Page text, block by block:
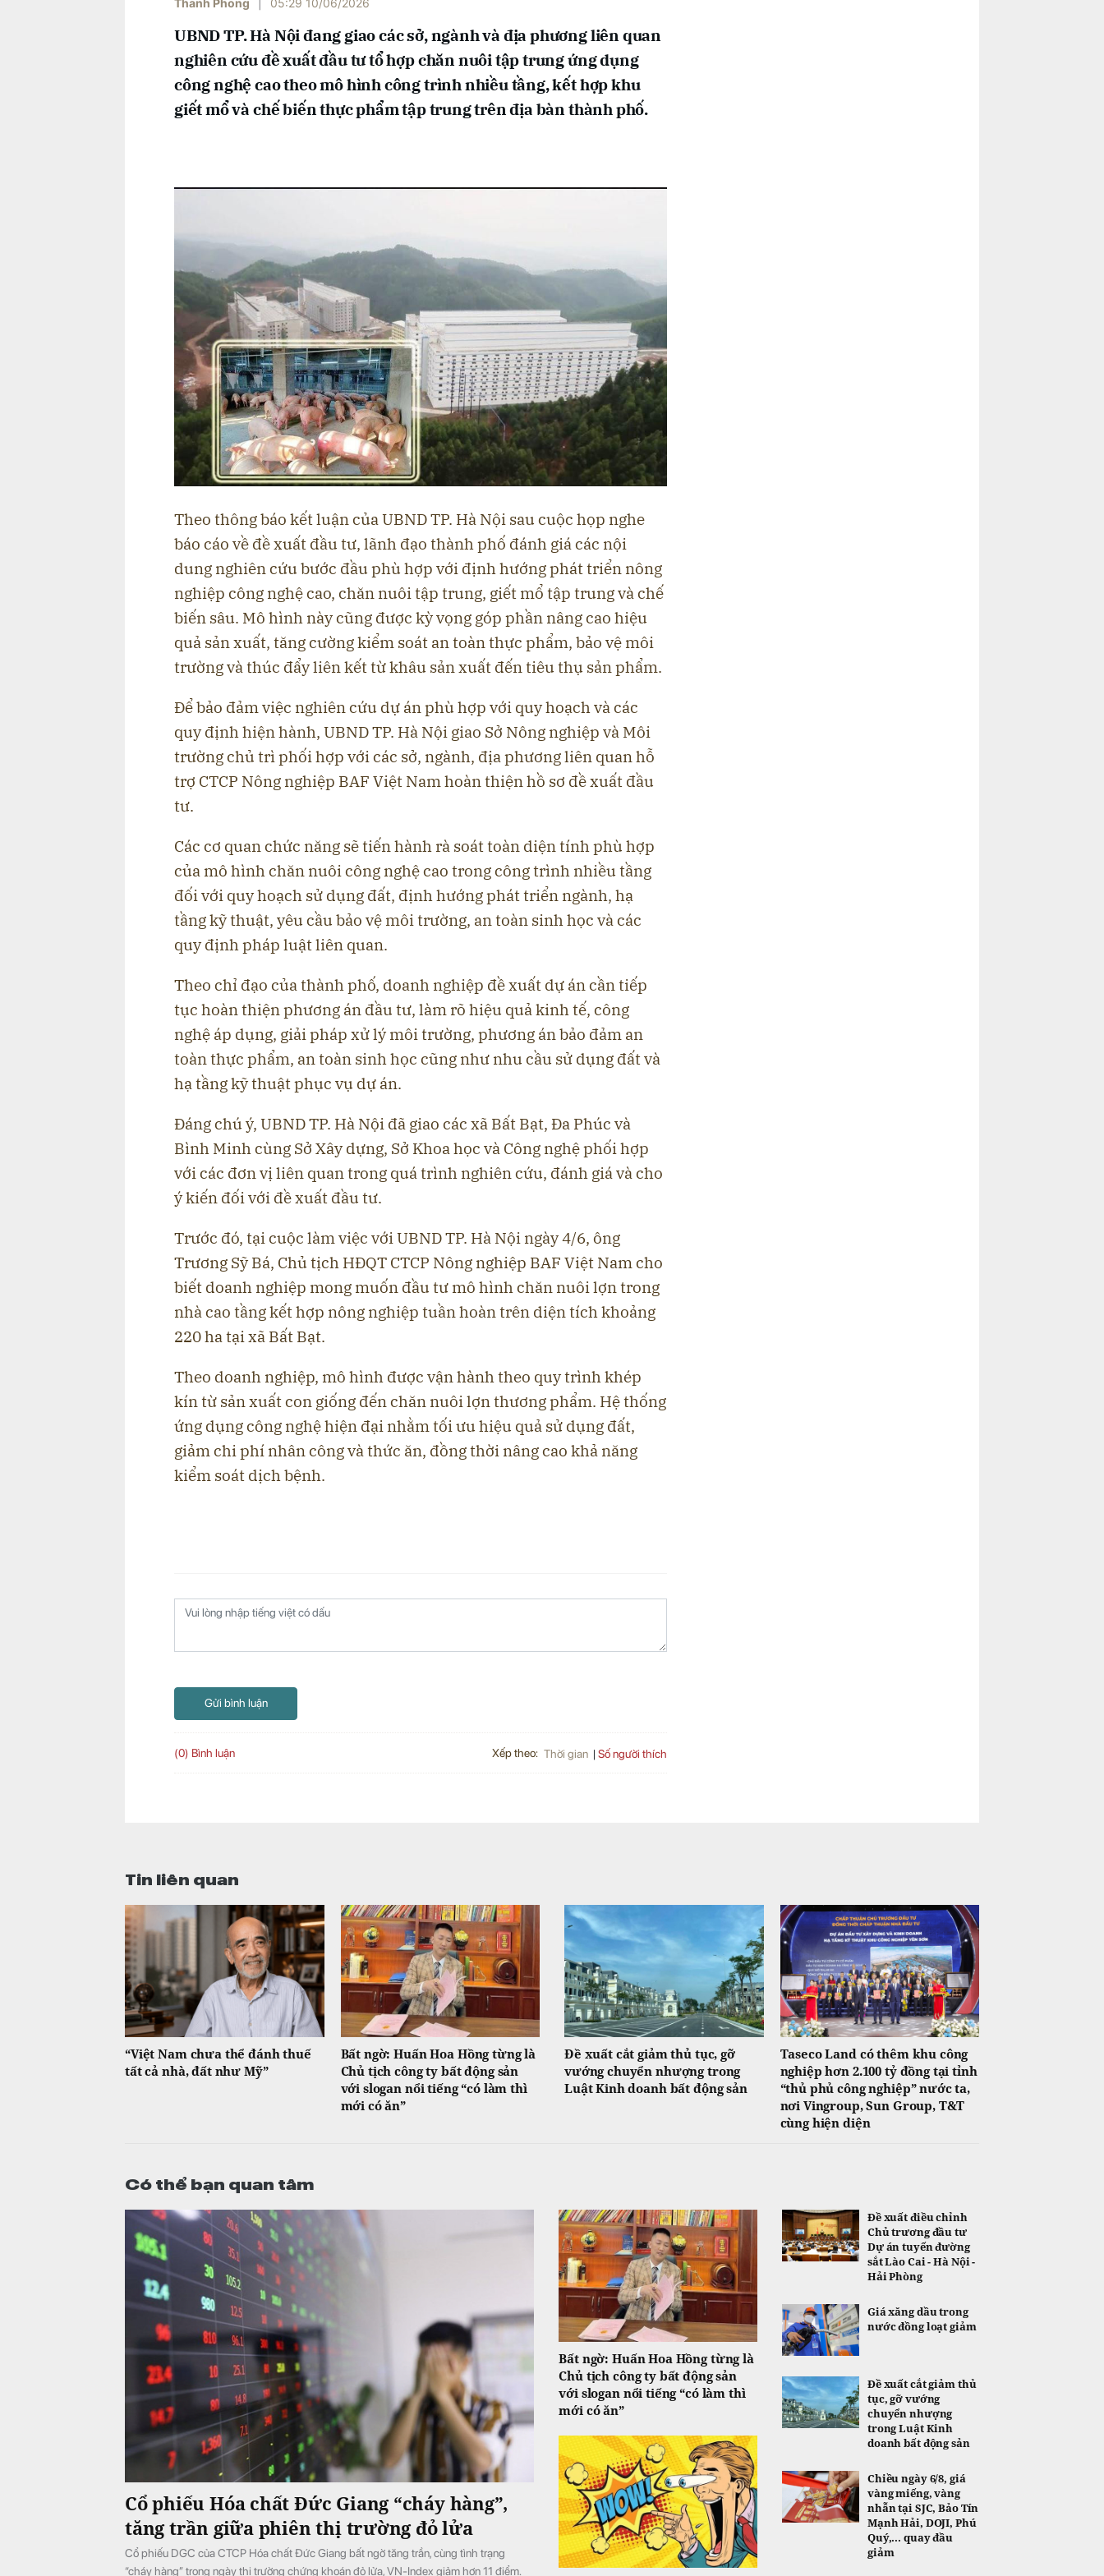
Thanh Phong 05:29 10/06/2026
UBND TP. Hà Nội đang giao các sở, ngành và địa phương liên quan
nghiên cứu đề xuất đầu tư tổ hợp chăn nuôi tập trung ứng dụng
công nghệ cao theo mô hình công trình nhiều tầng, kết hợp khu
giết mổ và chế biến thực phẩm tập trung trên địa bàn thành phố.
Theo thông báo kết luận của UBND TP. Hà Nội sau cuộc họp nghe
báo cáo về đề xuất đầu tư, lãnh đạo thành phố đánh giá các nội
dung nghiên cứu bước đầu phù hợp với định hướng phát triển nông
nghiệp công nghệ cao, chăn nuôi tập trung, giết mổ tập trung và chế
biến sâu. Mô hình này cũng được kỳ vọng góp phần nâng cao hiệu
quả sản xuất, tăng cường kiểm soát an toàn thực phẩm, bảo vệ môi
trường và thúc đẩy liên kết từ khâu sản xuất đến tiêu thụ sản phẩm.
Để bảo đảm việc nghiên cứu dự án phù hợp với quy hoạch và các
quy định hiện hành, UBND TP. Hà Nội giao Sở Nông nghiệp và Môi
trường chủ trì phối hợp với các sở, ngành, địa phương liên quan hỗ
trợ CTCP Nông nghiệp BAF Việt Nam hoàn thiện hồ sơ đề xuất đầu
tư.
Các cơ quan chức năng sẽ tiến hành rà soát toàn diện tính phù hợp
của mô hình chăn nuôi công nghệ cao trong công trình nhiều tầng
đối với quy hoạch sử dụng đất, định hướng phát triển ngành, hạ
tầng kỹ thuật, yêu cầu bảo vệ môi trường, an toàn sinh học và các
quy định pháp luật liên quan.
Theo chỉ đạo của thành phố, doanh nghiệp đề xuất dự án cần tiếp
tục hoàn thiện phương án đầu tư, làm rõ hiệu quả kinh tế, công
nghệ áp dụng, giải pháp xử lý môi trường, phương án bảo đảm an
toàn thực phẩm, an toàn sinh học cũng như nhu cầu sử dụng đất và
hạ tầng kỹ thuật phục vụ dự án.
Đáng chú ý, UBND TP. Hà Nội đã giao các xã Bất Bạt, Đa Phúc và
Bình Minh cùng Sở Xây dựng, Sở Khoa học và Công nghệ phối hợp
với các đơn vị liên quan trong quá trình nghiên cứu, đánh giá và cho
ý kiến đối với đề xuất đầu tư.
Trước đó, tại cuộc làm việc với UBND TP. Hà Nội ngày 4/6, ông
Trương Sỹ Bá, Chủ tịch HĐQT CTCP Nông nghiệp BAF Việt Nam cho
biết doanh nghiệp mong muốn đầu tư mô hình chăn nuôi lợn trong
nhà cao tầng kết hợp nông nghiệp tuần hoàn trên diện tích khoảng
220 ha tại xã Bất Bạt.
Theo doanh nghiệp, mô hình được vận hành theo quy trình khép
kín từ sản xuất con giống đến chăn nuôi lợn thương phẩm. Hệ thống
ứng dụng công nghệ hiện đại nhằm tối ưu hiệu quả sử dụng đất,
giảm chi phí nhân công và thức ăn, đồng thời nâng cao khả năng
kiểm soát dịch bệnh.
Gửi bình luận
(0) Bình luận Xếp theo: Thời gian Số người thích
Tin liên quan
“Việt Nam chưa thể đánh thuế
tất cả nhà, đất như Mỹ”
Bất ngờ: Huấn Hoa Hồng từng là
Chủ tịch công ty bất động sản
với slogan nổi tiếng “có làm thì
mới có ăn”
Đề xuất cắt giảm thủ tục, gỡ
vướng chuyển nhượng trong
Luật Kinh doanh bất động sản
Taseco Land có thêm khu công
nghiệp hơn 2.100 tỷ đồng tại tỉnh
“thủ phủ công nghiệp” nước ta,
nơi Vingroup, Sun Group, T&T
cùng hiện diện
Có thể bạn quan tâm
Cổ phiếu Hóa chất Đức Giang “cháy hàng”,
tăng trần giữa phiên thị trường đỏ lửa
Cổ phiếu DGC của CTCP Hóa chất Đức Giang bất ngờ tăng trần, cùng tình trạng
“cháy hàng” trong ngày thị trường chứng khoán đỏ lửa, VN-Index giảm hơn 11 điểm.
Bất ngờ: Huấn Hoa Hồng từng là
Chủ tịch công ty bất động sản
với slogan nổi tiếng “có làm thì
mới có ăn”
Đề xuất điều chỉnh
Chủ trương đầu tư
Dự án tuyến đường
sắt Lào Cai - Hà Nội -
Hải Phòng
Giá xăng dầu trong
nước đồng loạt giảm
Đề xuất cắt giảm thủ
tục, gỡ vướng
chuyển nhượng
trong Luật Kinh
doanh bất động sản
Chiều ngày 6/8, giá
vàng miếng, vàng
nhẫn tại SJC, Bảo Tín
Mạnh Hải, DOJI, Phú
Quý,... quay đầu
giảm